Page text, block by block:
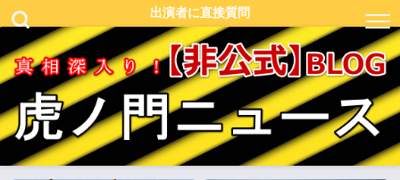
出演者に直接質問